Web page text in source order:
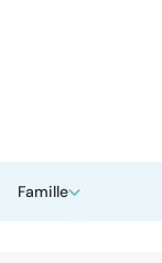
Famille